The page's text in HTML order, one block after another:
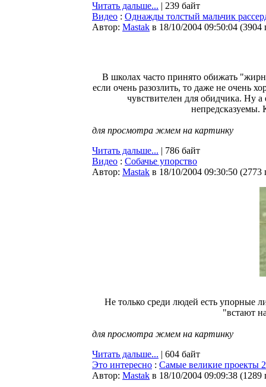
Читать дальше... | 239 байт
Видео : Однажды толстый мальчик
Автор: Мastak в 18/10/2004 09:50:04 (3904
В школах часто принято обижать
если очень разозлить, то даже не очень
чувствителен для обидчика. Ну
непредсказуемы.
для просмотра жмем на картинку
Читать дальше... | 786 байт
Видео : Собачье упорство
Автор: Мastak в 18/10/2004 09:30:50 (2773
Не только среди людей есть упорные
"встают
для просмотра жмем на картинку
Читать дальше... | 604 байт
Это интересно : Cамые великие проекты
Автор: Мastak в 18/10/2004 09:09:38 (1289